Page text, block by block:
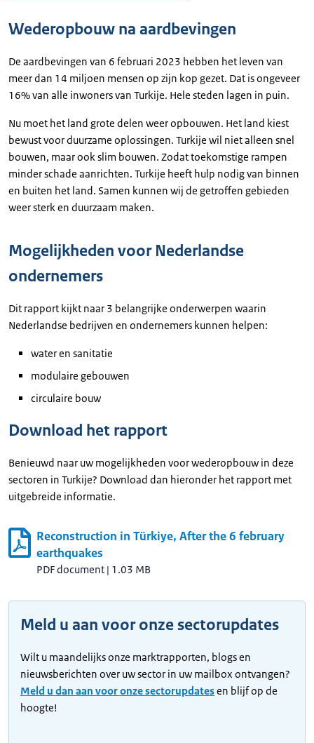
Wederopbouw na aardbevingen
De aardbevingen van 6 februari 2023 hebben het leven van
meer dan 14 miljoen mensen op zijn kop gezet. Dat is ongeveer
16% van alle inwoners van Turkije. Hele steden lagen in puin.
Nu moet het land grote delen weer opbouwen. Het land kiest
bewust voor duurzame oplossingen. Turkije wil niet alleen snel
bouwen, maar ook slim bouwen. Zodat toekomstige rampen
minder schade aanrichten. Turkije heeft hulp nodig van binnen
en buiten het land. Samen kunnen wij de getroffen gebieden
weer sterk en duurzaam maken.
Mogelijkheden voor Nederlandse
ondernemers
Dit rapport kijkt naar 3 belangrijke onderwerpen waarin
Nederlandse bedrijven en ondernemers kunnen helpen:
water en sanitatie
modulaire gebouwen
circulaire bouw
Download het rapport
Benieuwd naar uw mogelijkheden voor wederopbouw in deze
sectoren in Turkije? Download dan hieronder het rapport met
uitgebreide informatie.
Reconstruction in Türkiye, After the 6 february
earthquakes
PDF document | 1.03 MB
Meld u aan voor onze sectorupdates
Wilt u maandelijks onze marktrapporten, blogs en
nieuwsberichten over uw sector in uw mailbox ontvangen?
Meld u dan aan voor onze sectorupdatesen blijf op de
hoogte!